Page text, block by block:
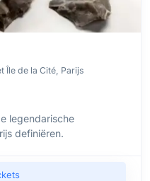
Île de la Cité, Parijs
legendarische
definiëren.